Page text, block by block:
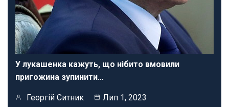
У лукашенка кажуть, що нібито вмовили
пригожина зупинити…
Георгій Ситник Лип 1, 2023